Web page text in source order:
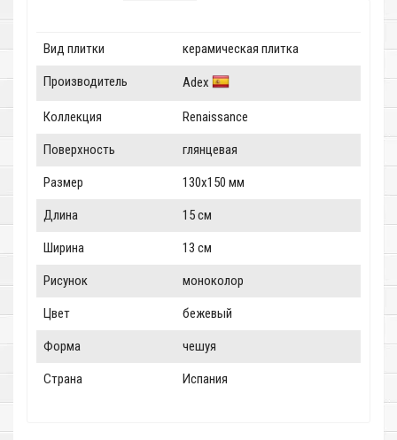
Вид плитки керамическая плитка
Производитель Adex
Коллекция Renaissance
Поверхность глянцевая
Размер 130x150 мм
Длина 15 см
Ширина 13 см
Рисунок моноколор
Цвет бежевый
Форма чешуя
Страна Испания